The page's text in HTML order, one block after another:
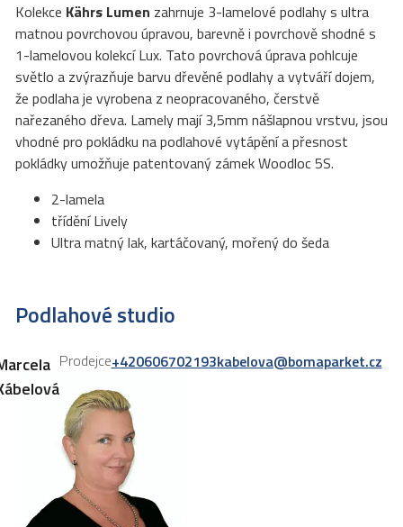
Kolekce Kährs Lumen zahrnuje 3-lamelové podlahy s ultra
matnou povrchovou úpravou, barevně i povrchově shodné s
1-lamelovou kolekcí Lux. Tato povrchová úprava pohlcuje
světlo a zvýrazňuje barvu dřevěné podlahy a vytváří dojem,
že podlaha je vyrobena z neopracovaného, čerstvě
nařezaného dřeva. Lamely mají 3,5mm nášlapnou vrstvu, jsou
vhodné pro pokládku na podlahové vytápění a přesnost
pokládky umožňuje patentovaný zámek Woodloc 5S.
2-lamela
třídění Lively
Ultra matný lak, kartáčovaný, mořený do šeda
Podlahové studio
Prodejce+420606702193kabelova@bomaparket.cz